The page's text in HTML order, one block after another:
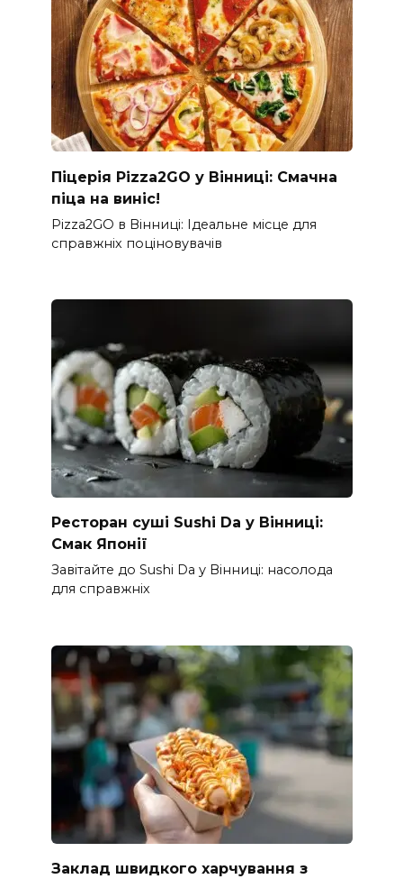
Піцерія Pizza2GO у Вінниці: Смачна
піца на виніс!
Pizza2GO в Вінниці: Ідеальне місце для
справжніх поціновувачів
Ресторан суші Sushi Da у Вінниці:
Смак Японії
Завітайте до Sushi Da у Вінниці: насолода
для справжніх
Заклад швидкого харчування з